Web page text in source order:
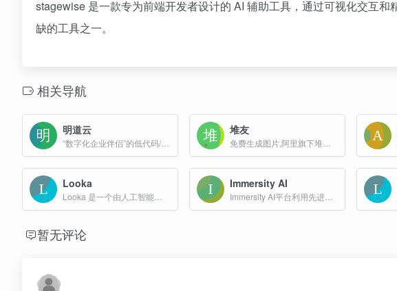
stagewise 是一款专为前端开发者设计的 AI 辅助工具，通过可视化交互
缺的工具之一。
相关导航
明道云
“数字化企业伴侣”的低代码/无代码 APaaS 平台，旨在帮助企业快速搭建并灵活定制 CRM、ERP、OA、项目管理、进销存等业务系统，满足多元化的业务需求而无需编写代码。
堆友
Looka Immersity AI
Immersity AI平台利用先进的神经深度引擎技术，能够快速生成高质量的深度图，从而将二维平面内容转化为具有深度和动态效果的三维内容，为用户提供前所未有的视觉体验。
暂无评论